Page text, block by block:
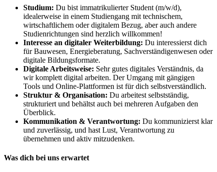
Studium: Du bist immatrikulierter Student (m/w/d),
idealerweise in einem Studiengang mit technischem,
wirtschaftlichem oder digitalem Bezug, aber auch andere
Studienrichtungen sind herzlich willkommen!
Interesse an digitaler Weiterbildung: Du interessierst dich
für Bauwesen, Energieberatung, Sachverständigenwesen oder
digitale Bildungsformate.
Digitale Arbeitsweise: Sehr gutes digitales Verständnis, da
wir komplett digital arbeiten. Der Umgang mit gängigen
Tools und Online-Plattformen ist für dich selbstverständlich.
Struktur & Organisation: Du arbeitest selbstständig,
strukturiert und behältst auch bei mehreren Aufgaben den
Überblick.
Kommunikation & Verantwortung: Du kommunizierst klar
und zuverlässig, und hast Lust, Verantwortung zu
übernehmen und aktiv mitzudenken.
Was dich bei uns erwartet